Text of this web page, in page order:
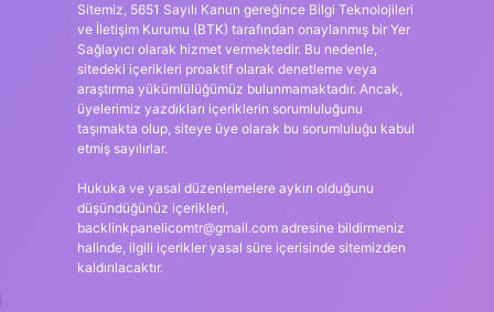
Sitemiz, 5651 Sayılı Kanun gereğince Bilgi Teknolojileri
ve İletişim Kurumu (BTK) tarafından onaylanmış bir Yer
Sağlayıcı olarak hizmet vermektedir. Bu nedenle,
sitedeki içerikleri proaktif olarak denetleme veya
araştırma yükümlülüğümüz bulunmamaktadır. Ancak,
üyelerimiz yazdıkları içeriklerin sorumluluğunu
taşımakta olup, siteye üye olarak bu sorumluluğu kabul
etmiş sayılırlar.
Hukuka ve yasal düzenlemelere aykırı olduğunu
düşündüğünüz içerikleri,
backlinkpanelicomtr@gmail.comadresine bildirmeniz
halinde, ilgili içerikler yasal süre içerisinde sitemizden
kaldırılacaktır.